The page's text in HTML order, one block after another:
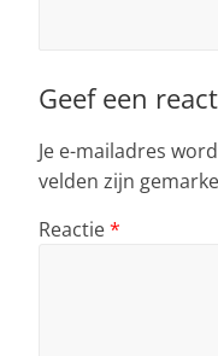
Geef een
Je e-mailadres
velden zijn
Reactie*